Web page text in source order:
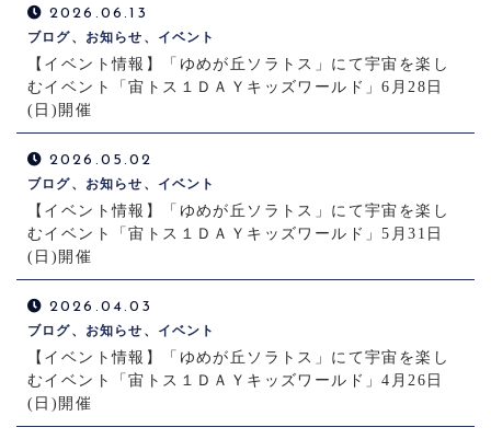
2026.06.13
ブログ、お知らせ、イベント
【イベント情報】「ゆめが丘ソラトス」にて宇宙を楽し
むイベント「宙トス１ＤＡＹキッズワールド」6月28日
(日)開催
2026.05.02
ブログ、お知らせ、イベント
【イベント情報】「ゆめが丘ソラトス」にて宇宙を楽し
むイベント「宙トス１ＤＡＹキッズワールド」5月31日
(日)開催
2026.04.03
ブログ、お知らせ、イベント
【イベント情報】「ゆめが丘ソラトス」にて宇宙を楽し
むイベント「宙トス１ＤＡＹキッズワールド」4月26日
(日)開催